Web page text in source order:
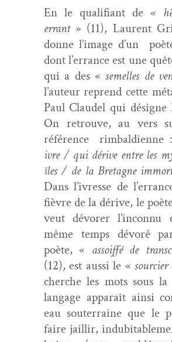
En le qual­i­fi­ant de «
errant» (11), Lau­rent
donne l’image d’un
dont l’errance est une
qui a des «semelles de
l’auteur reprend cette
Paul Claudel qui désigne
On retrou­ve, au vers
référence
rim­bal­di­enne
ivre / qui dérive entre les
îles / de la Bre­tagne
Dans l’ivresse de
fièvre de la dérive, le
veut dévor­er l’inconnu
même temps dévoré
poète, « assoif­fé de
(12), est aus­si le « sourci­er
cherche les mots sous
lan­gage appa­raît ain­si
eau souter­raine que le
faire jail­lir,